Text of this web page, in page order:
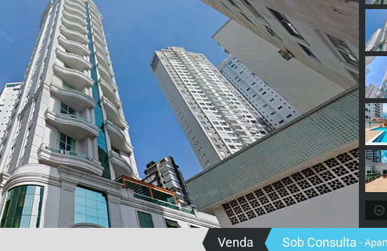
Venda Sob Consulta -